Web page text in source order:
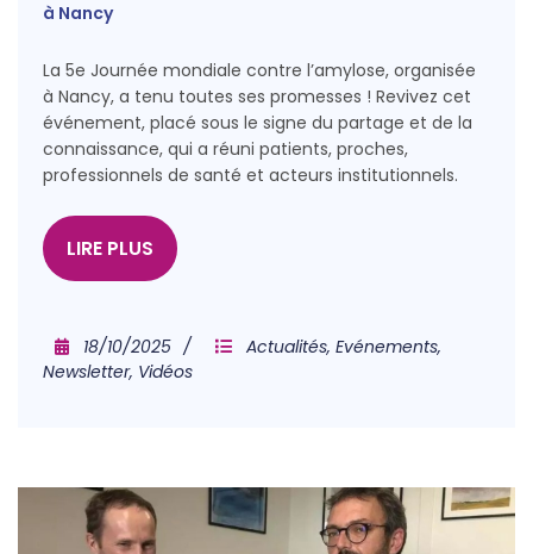
à Nancy
La 5e Journée mondiale contre l’amylose, organisée
à Nancy, a tenu toutes ses promesses ! Revivez cet
événement, placé sous le signe du partage et de la
connaissance, qui a réuni patients, proches,
professionnels de santé et acteurs institutionnels.
LIRE PLUS
18/10/2025 Actualités, Evénements,
Newsletter, Vidéos